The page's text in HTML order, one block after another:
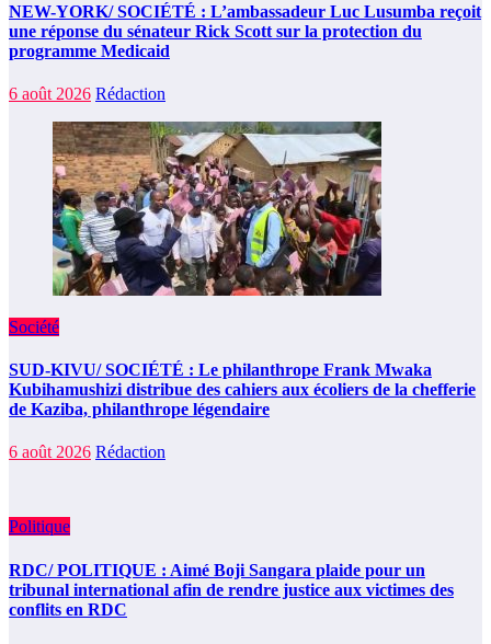
NEW-YORK/ SOCIÉTÉ : L’ambassadeur Luc Lusumba reçoit
une réponse du sénateur Rick Scott sur la protection du
programme Medicaid
6 août 2026 Rédaction
Société
SUD-KIVU/ SOCIÉTÉ : Le philanthrope Frank Mwaka
Kubihamushizi distribue des cahiers aux écoliers de la chefferie
de Kaziba, philanthrope légendaire
6 août 2026 Rédaction
Politique
RDC/ POLITIQUE : Aimé Boji Sangara plaide pour un
tribunal international afin de rendre justice aux victimes des
conflits en RDC